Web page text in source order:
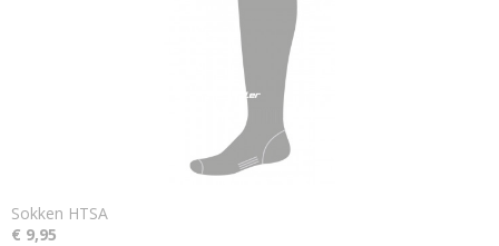
Sokken HTSA
€ 9,95